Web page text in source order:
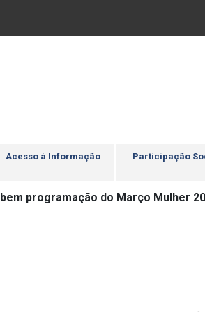
Acesso à Informação Participação
programação do Março Mulher